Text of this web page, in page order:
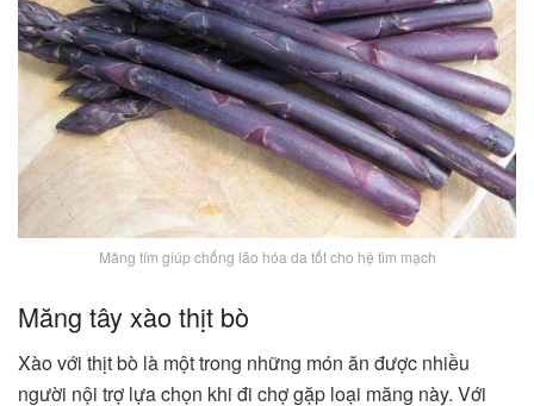
Măng tím giúp chống lão hóa da tốt cho hệ tim mạch
Măng tây xào thịt bò
Xào với thịt bò là một trong những món ăn được nhiều
người nội trợ lựa chọn khi đi chợ gặp loại măng này. Với